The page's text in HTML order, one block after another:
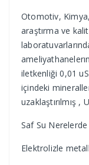
Otomotiv,
araştırma ve
iletkenliği 0,01
içindeki
uzaklaştırılmış
Saf Su Nerelerde
Elektrolizle